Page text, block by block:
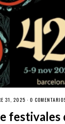
31, 2025 · 0
festivales